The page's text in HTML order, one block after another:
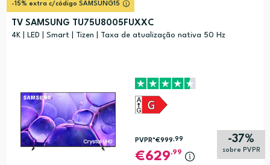
Preço (mais baixo)
-15% extra c/código SAMSUNG15
TV SAMSUNG TU75U8005FUXXC
4K | LED | Smart | Tizen | Taxa de atualização nativa 50 Hz
-37%
sobre PVPR
PVPR*€999 ,99
629,99